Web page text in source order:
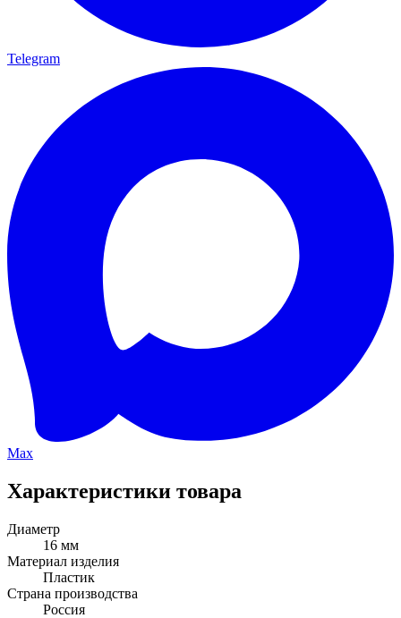
Telegram
Max
Характеристики товара
Диаметр
16 мм
Материал изделия
Пластик
Страна производства
Россия